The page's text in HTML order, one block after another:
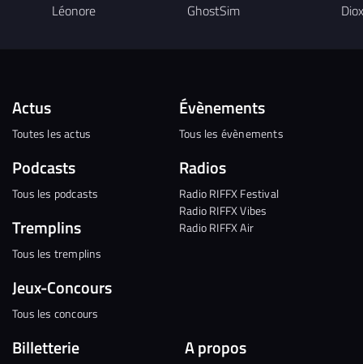
Léonore GhostSim Diox
Actus
Toutes les actus
Podcasts
Tous les podcasts
Tremplins
Tous les tremplins
Jeux-Concours
Tous les concours
Évènements
Tous les évènements
Radios
Radio RIFFX Festival
Radio RIFFX Vibes
Radio RIFFX Air
Billetterie A propos